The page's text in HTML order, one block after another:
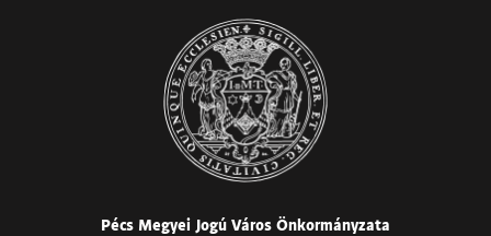
Pécs Megyei Jogú Város Önkormányzata